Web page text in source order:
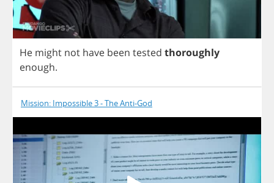
He might not have been tested thoroughly
enough.
Mission: Impossible 3 - The Anti-God